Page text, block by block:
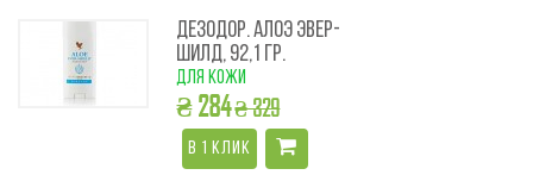
ДЕЗОДОР. АЛОЭ ЭВЕР-
ШИЛД, 92,1 ГР.
для кожи
₴ 284₴ 329
В 1 КЛИК